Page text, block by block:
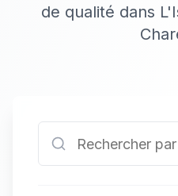
de qualité dans